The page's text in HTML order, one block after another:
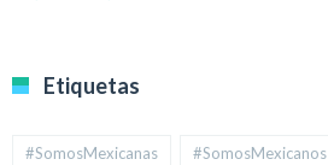
Etiquetas
#SomosMexicanas #SomosMexicanos